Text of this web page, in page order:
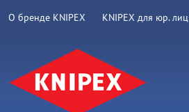
О бренде KNIPEX KNIPEX для юр. лиц